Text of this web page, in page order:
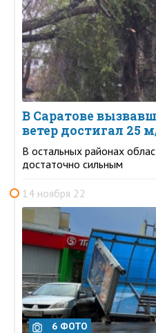
В Саратове
ветер достигал 25
В остальных районах
достаточно сильным
14 ноября 22
6 ФОТО